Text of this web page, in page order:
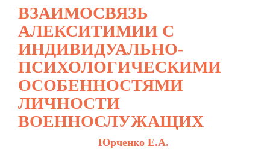
ВЗАИМОСВЯЗЬ
АЛЕКСИТИМИИ С
ИНДИВИДУАЛЬНО-
ПСИХОЛОГИЧЕСКИМИ
ОСОБЕННОСТЯМИ
ЛИЧНОСТИ
ВОЕННОСЛУЖАЩИХ
Юрченко Е.А.